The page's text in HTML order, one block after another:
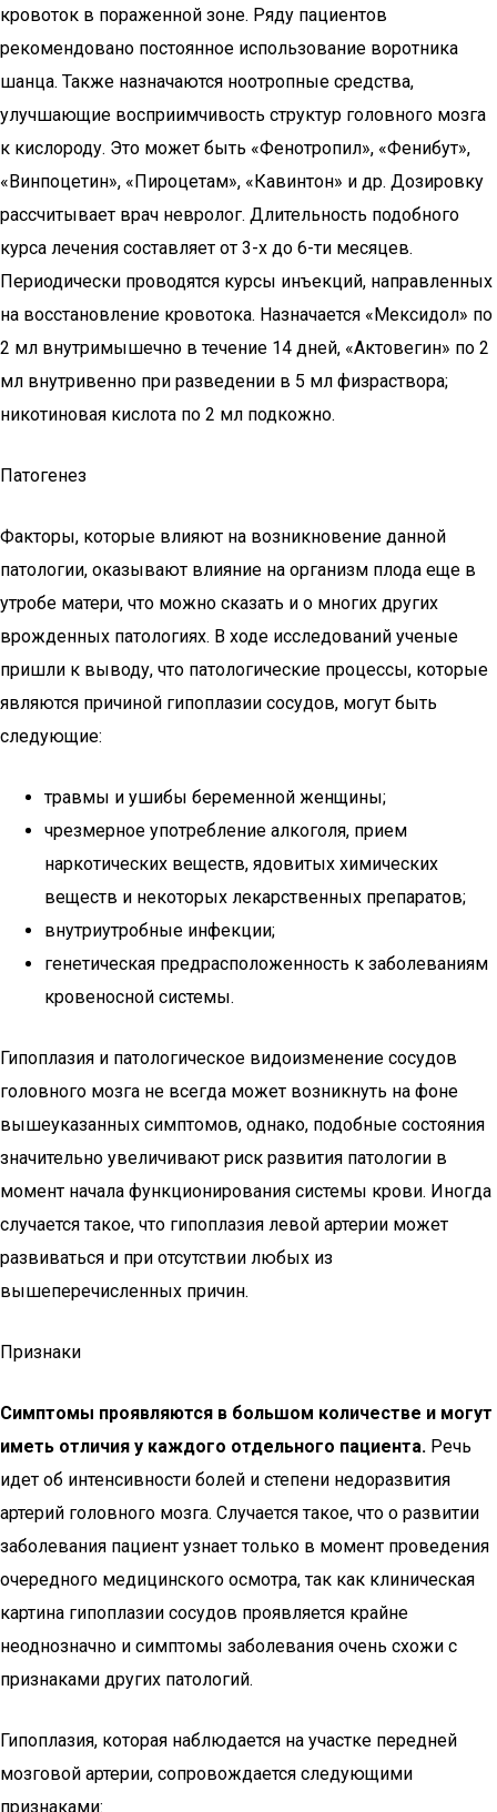
кровоток в пораженной зоне. Ряду пациентов
рекомендовано постоянное использование воротника
шанца. Также назначаются ноотропные средства,
улучшающие восприимчивость структур головного мозга
к кислороду. Это может быть «Фенотропил», «Фенибут»,
«Винпоцетин», «Пироцетам», «Кавинтон» и др. Дозировку
рассчитывает врач невролог. Длительность подобного
курса лечения составляет от 3-х до 6-ти месяцев.
Периодически проводятся курсы инъекций, направленных
на восстановление кровотока. Назначается «Мексидол» по
2 мл внутримышечно в течение 14 дней, «Актовегин» по 2
мл внутривенно при разведении в 5 мл физраствора;
никотиновая кислота по 2 мл подкожно.
Патогенез
Факторы, которые влияют на возникновение данной
патологии, оказывают влияние на организм плода еще в
утробе матери, что можно сказать и о многих других
врожденных патологиях. В ходе исследований ученые
пришли к выводу, что патологические процессы, которые
являются причиной гипоплазии сосудов, могут быть
следующие:
травмы и ушибы беременной женщины;
чрезмерное употребление алкоголя, прием
наркотических веществ, ядовитых химических
веществ и некоторых лекарственных препаратов;
внутриутробные инфекции;
генетическая предрасположенность к заболеваниям
кровеносной системы.
Гипоплазия и патологическое видоизменение сосудов
головного мозга не всегда может возникнуть на фоне
вышеуказанных симптомов, однако, подобные состояния
значительно увеличивают риск развития патологии в
момент начала функционирования системы крови. Иногда
случается такое, что гипоплазия левой артерии может
развиваться и при отсутствии любых из
вышеперечисленных причин.
Признаки
Симптомы проявляются в большом количестве и могут
иметь отличия у каждого отдельного пациента. Речь
идет об интенсивности болей и степени недоразвития
артерий головного мозга. Случается такое, что о развитии
заболевания пациент узнает только в момент проведения
очередного медицинского осмотра, так как клиническая
картина гипоплазии сосудов проявляется крайне
неоднозначно и симптомы заболевания очень схожи с
признаками других патологий.
Гипоплазия, которая наблюдается на участке передней
мозговой артерии, сопровождается следующими
признаками: